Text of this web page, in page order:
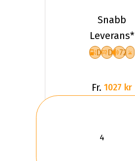
Snow
Lion
TR777
Snabb
Leverans*
D D 72
Fr. 1027 kr